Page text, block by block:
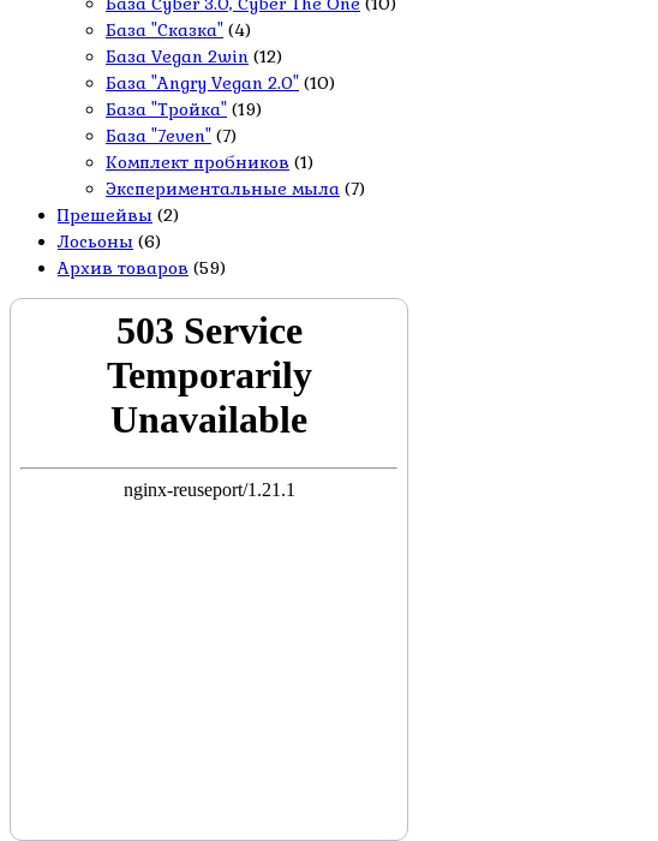
База "Сказка" (4)
База Vegan 2win (12)
База "Angry Vegan 2.0" (10)
База "Тройка" (19)
База "7even" (7)
Комплект пробников (1)
Экспериментальные мыла (7)
Прешейвы (2)
Лосьоны (6)
Архив товаров (59)